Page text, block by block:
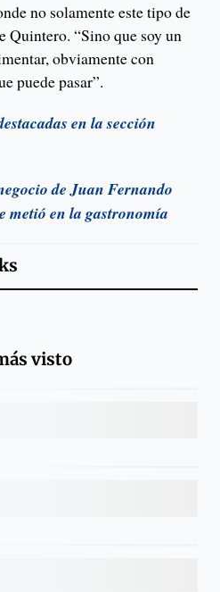
no solamente este tipo de
Quintero. “Sino que soy un
obviamente con
puede pasar”.
en la sección
de Juan Fernando
metió en la gastronomía
visto